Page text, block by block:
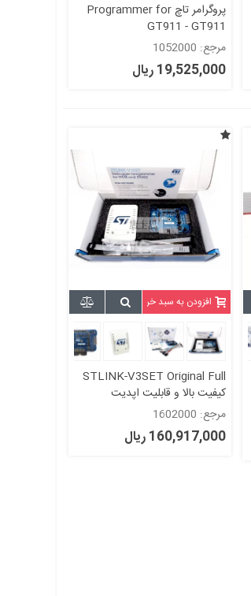
پروگرامر تاچ Programmer for
GT911 - GT911
مرجع: 1052000
19,525,000 ریال
افزودن به سبد خرید
STLINK-V3SET Original Full
کیفیت بالا و قابلیت اپدیت
اورجینال- 100 %
مرجع: 1602000
160,917,000 ریال